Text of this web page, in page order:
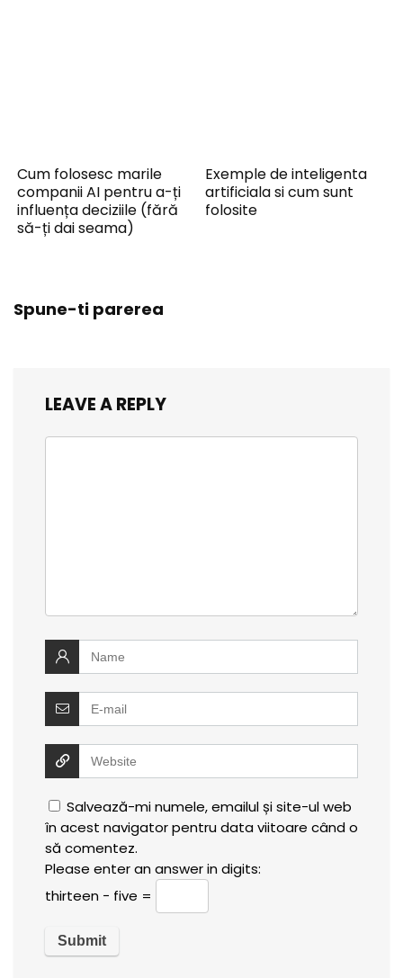
Cum folosesc marile
companii AI pentru a-ți
influența deciziile (fără
să-ți dai seama)
Exemple de inteligenta
artificiala si cum sunt
folosite
Spune-ti parerea
LEAVE A REPLY
Salvează-mi numele, emailul și site-ul web
în acest navigator pentru data viitoare când o
să comentez.
Please enter an answer in digits:
thirteen − five =